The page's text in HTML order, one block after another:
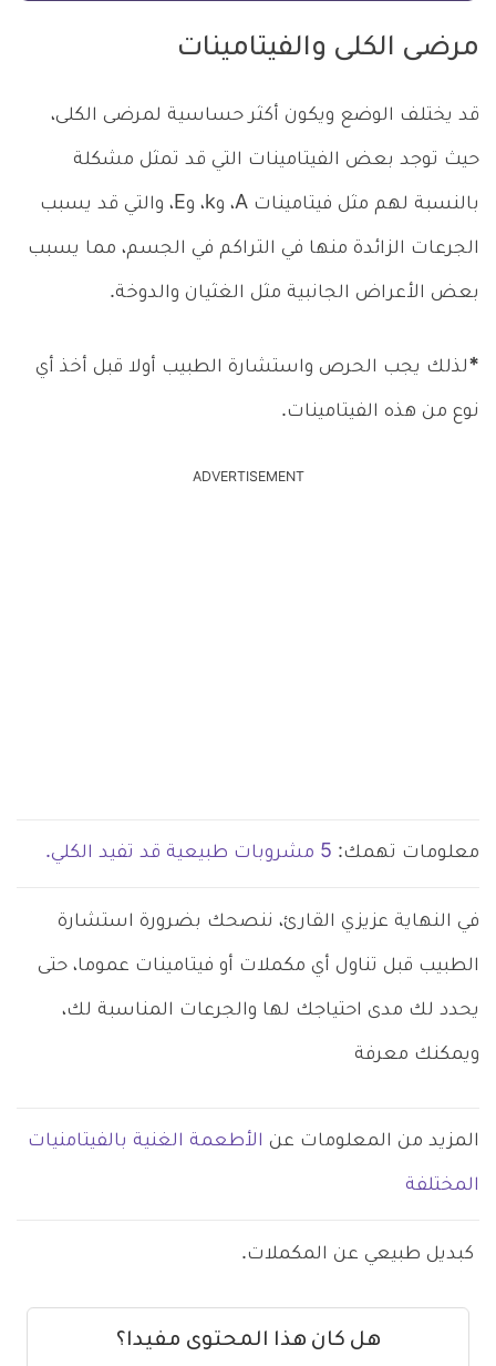
مرضى الكلى والفيتامينات
قد يختلف الوضع ويكون أكثر حساسية لمرضى الكلى،
حيث توجد بعض الفيتامينات التي قد تمثل مشكلة
بالنسبة لهم مثل فيتامينات A، وk، وE، والتي قد يسبب
الجرعات الزائدة منها في التراكم في الجسم، مما يسبب
بعض الأعراض الجانبية مثل الغثيان والدوخة.
*لذلك يجب الحرص واستشارة الطبيب أولا قبل أخذ أي
نوع من هذه الفيتامينات.
ADVERTISEMENT
معلومات تهمك: 5 مشروبات طبيعية قد تفيد الكلي.
في النهاية عزيزي القارئ، ننصحك بضرورة استشارة
الطبيب قبل تناول أي مكملات أو فيتامينات عموما، حتى
يحدد لك مدى احتياجك لها والجرعات المناسبة لك،
ويمكنك معرفة
المزيد من المعلومات عن الأطعمة الغنية بالفيتامنيات
المختلفة
كبديل طبيعي عن المكملات.
هل كان هذا المحتوى مفيدا؟